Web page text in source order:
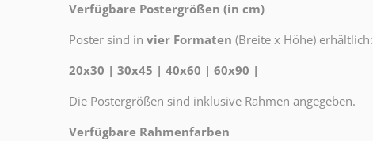
Verfügbare Postergrößen (in cm)
Poster sind in vier Formaten (Breite x Höhe) erhältlich:
20x30 | 30x45 | 40x60 | 60x90 |
Die Postergrößen sind inklusive Rahmen angegeben.
Verfügbare Rahmenfarben